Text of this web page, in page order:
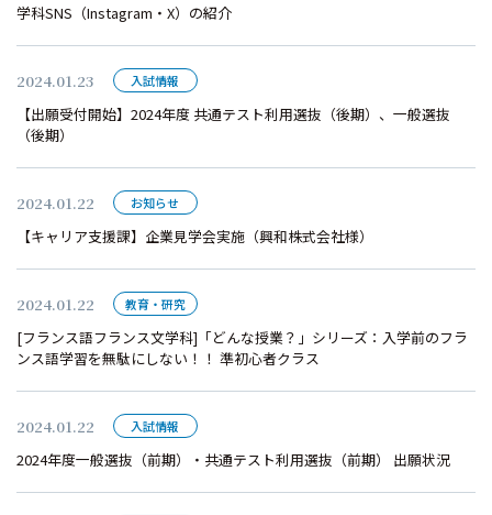
学科SNS（Instagram・X）の紹介
2024.01.23 入試情報
【出願受付開始】2024年度 共通テスト利用選抜（後期）、一般選抜
（後期）
2024.01.22 お知らせ
【キャリア支援課】企業見学会実施（興和株式会社様）
2024.01.22 教育・研究
[フランス語フランス文学科]「どんな授業？」シリーズ：入学前のフラ
ンス語学習を無駄にしない！！ 準初心者クラス
2024.01.22 入試情報
2024年度一般選抜（前期）・共通テスト利用選抜（前期） 出願状況